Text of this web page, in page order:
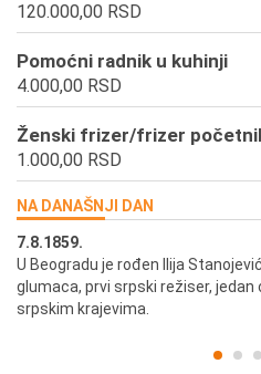
120.000,00 RSD
Pomoćni radnik u kuhinji
4.000,00 RSD
Ženski frizer/frizer
1.000,00 RSD
NA DANAŠNJI DAN
7.8.1859.
U Beogradu je rođen Ilija
glumaca, prvi srpski režiser,
srpskim krajevima.